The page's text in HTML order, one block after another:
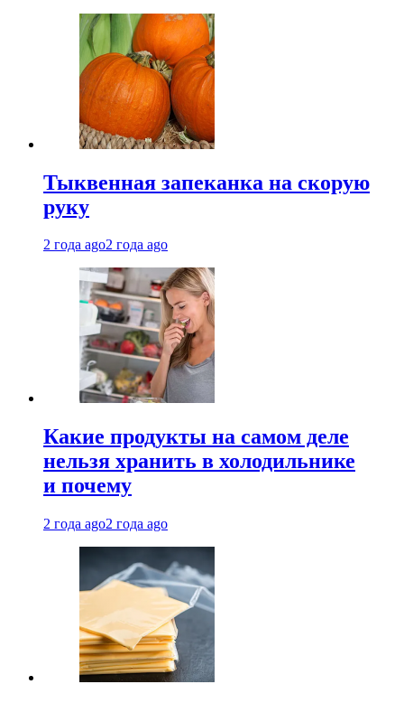
Тыквенная запеканка на скорую
руку
2 года ago2 года ago
Какие продукты на самом деле
нельзя хранить в холодильнике
и почему
2 года ago2 года ago